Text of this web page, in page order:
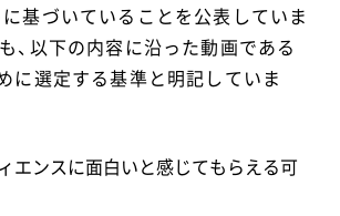
基づいていることを公表していま
、以下の内容に沿った動画である
に選定する基準と明記していま
エンスに面白いと感じてもらえる可